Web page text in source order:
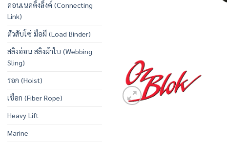
คอนเนคติ้งลิ้งค์ (Connecting
Link)
ตัวสับโซ่ มือผี (Load Binder)
สลิงอ่อน สลิงผ้าใบ (Webbing
Sling)
รอก (Hoist)
เชือก (Fiber Rope)
Heavy Lift
Marine